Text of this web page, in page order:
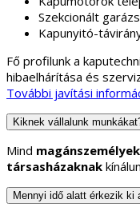
Szekcionált
Kapunyitó-
Fő profilunk a
hibaelhárítása és
További javítási
Kiknek vállalunk
Mind
társasházaknak
Mennyi idő alatt érkezik ki